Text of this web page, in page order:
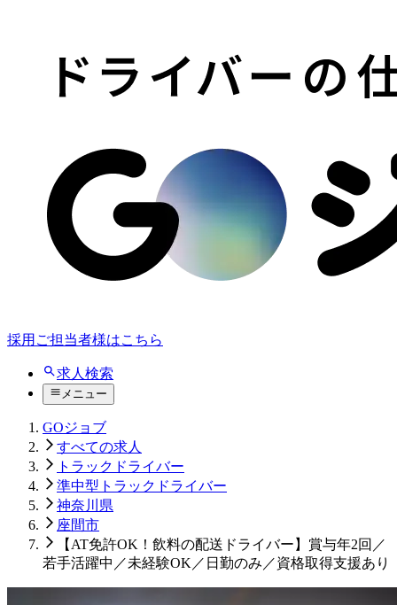
採用ご担当者様はこちら
求人検索
メニュー
GOジョブ
すべての求人
トラックドライバー
準中型トラックドライバー
神奈川県
座間市
【AT免許OK！飲料の配送ドライバー】賞与年2回／
若手活躍中／未経験OK／日勤のみ／資格取得支援あり